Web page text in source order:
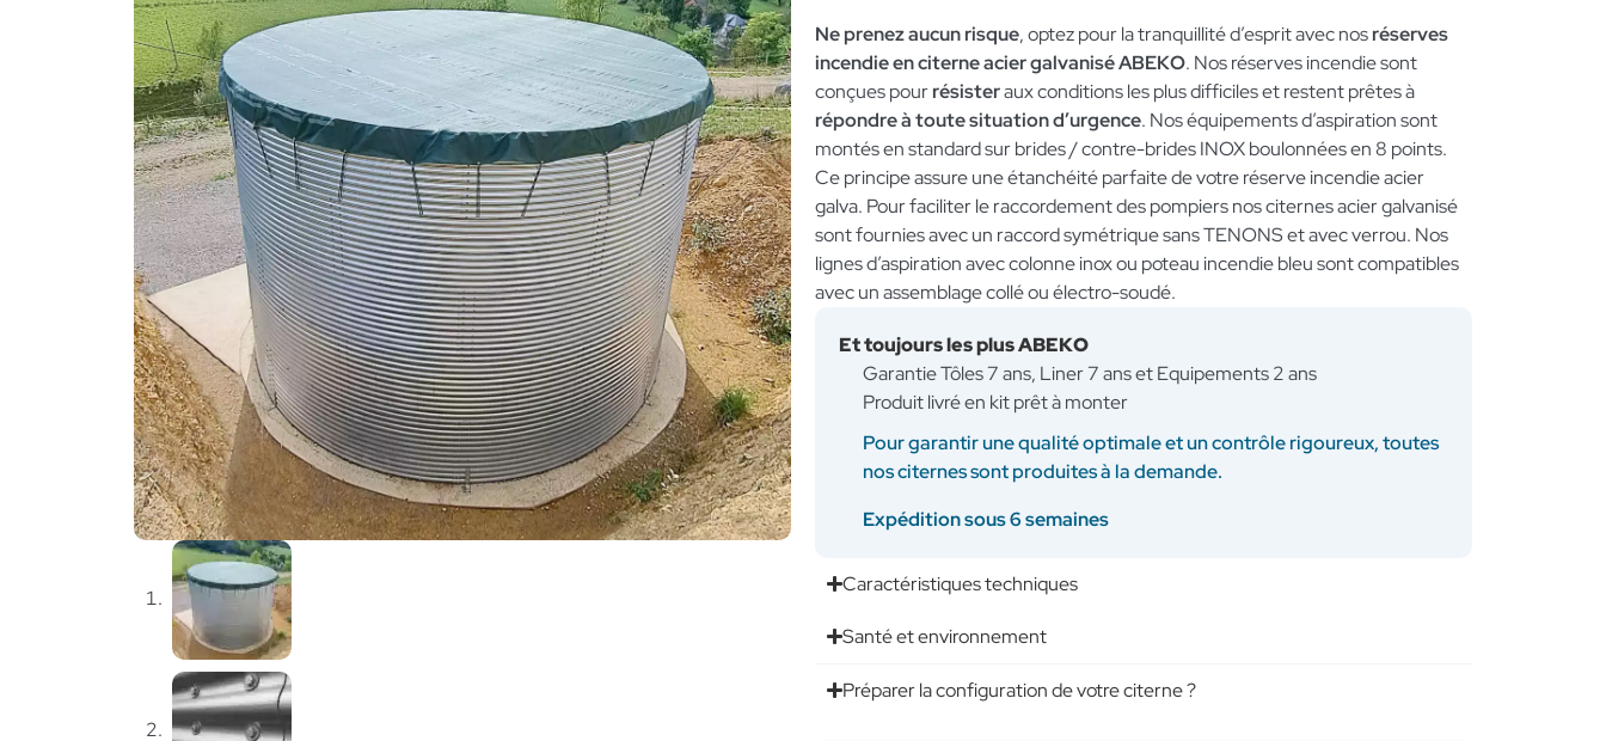
Ne prenez aucun risque, optez pour la tranquillité d’esprit avec nosréserves
incendie en citerne acier galvanisé ABEKO. Nos réserves incendie sont
conçues pourrésisteraux conditions les plus difficiles et restent prêtes à
répondre à toute situation d’urgence. Nos équipements d’aspiration sont
montés en standard sur brides / contre-brides INOX boulonnées en 8 points.
Ce principe assure une étanchéité parfaite de votre réserve incendie acier
galva. Pour faciliter le raccordement des pompiers nos citernes acier galvanisé
sont fournies avec un raccord symétrique sans TENONS et avec verrou. Nos
lignes d’aspiration avec colonne inox ou poteau incendie bleu sont compatibles
avec un assemblage collé ou électro-soudé.
Et toujours les plus ABEKO
Garantie Tôles 7 ans, Liner 7 ans et Equipements 2 ans
Produit livré en kit prêt à monter
Pour garantir une qualité optimale et un contrôle rigoureux, toutes
nos citernes sont produites à la demande.
Expédition sous 6 semaines
Caractéristiques techniques
Santé et environnement
Préparer la configuration de votre citerne ?